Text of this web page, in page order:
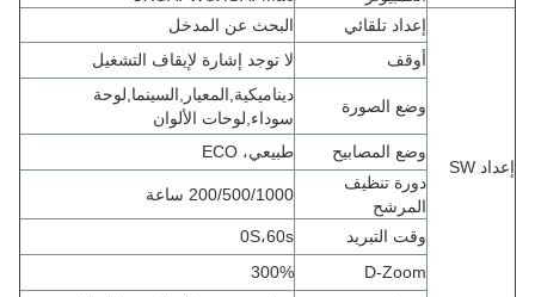
إعداد SW
إعداد تلقائي
البحث عن المدخل
أوقف
لا توجد إشارة لإيقاف التشغيل
وضع الصورة
ديناميكية المعيار السينما لوحة
سوداء لوحات الألوان
وضع المصابيح
طبيعي، ECO
دورة تنظيف
المرشح
200/500/1000 ساعة
وقت التبريد
0S،60s
D-Zoom
300%